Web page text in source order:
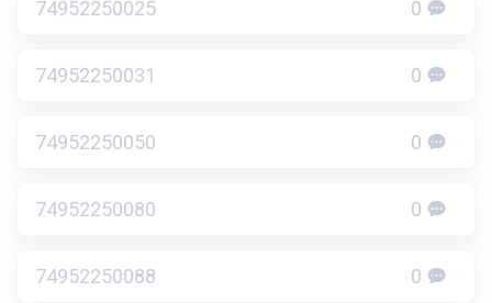
74952250025 0
74952250031 0
74952250050 0
74952250080 0
74952250088 0